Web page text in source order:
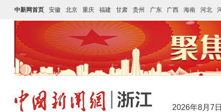
中新网首页 安徽 北京 重庆 福建 甘肃 贵州 广东 广西 海南 河北
2026年8月7